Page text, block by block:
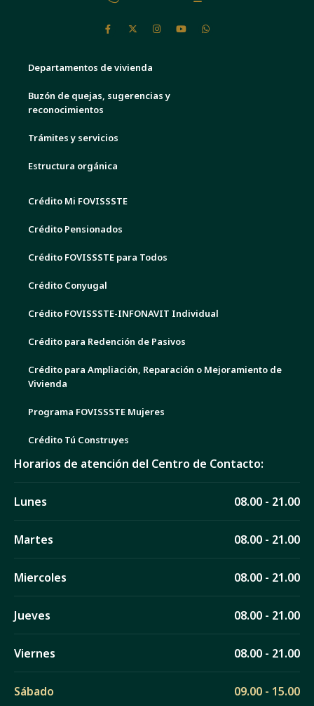
Departamentos de vivienda
Buzón de quejas, sugerencias y
reconocimientos
Trámites y servicios
Estructura orgánica
Crédito Mi FOVISSSTE
Crédito Pensionados
Crédito FOVISSSTE para Todos
Crédito Conyugal
Crédito FOVISSSTE-INFONAVIT Individual
Crédito para Redención de Pasivos
Crédito para Ampliación, Reparación o Mejoramiento de
Vivienda
Programa FOVISSSTE Mujeres
Crédito Tú Construyes
Horarios de atención del Centro de Contacto:
Lunes 08.00 - 21.00
Martes 08.00 - 21.00
Miercoles 08.00 - 21.00
Jueves 08.00 - 21.00
Viernes 08.00 - 21.00
Sábado 09.00 - 15.00